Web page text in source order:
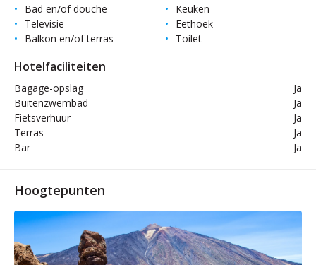
Bad en/of douche
Keuken
Televisie
Eethoek
Balkon en/of terras
Toilet
Hotelfaciliteiten
Bagage-opslag
Ja
Buitenzwembad
Ja
Fietsverhuur
Ja
Terras
Ja
Bar
Ja
Hoogtepunten